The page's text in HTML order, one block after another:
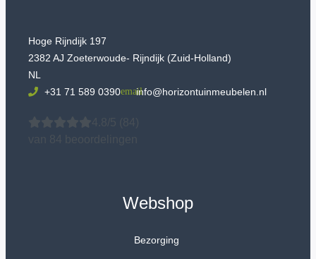
Hoge Rijndijk 197
2382 AJ Zoeterwoude- Rijndijk (Zuid-Holland)
NL
+31 71 589 0390
info@horizontuinmeubelen.nl
4.8/5
(84)
van 84 beoordelingen
Webshop
Bezorging